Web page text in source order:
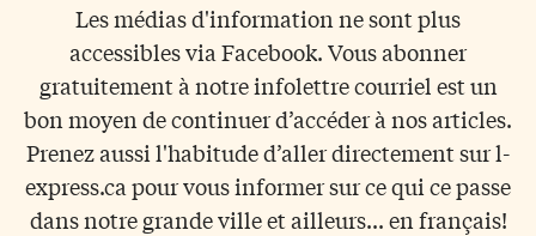
Les médias d'information ne sont plus
accessibles via Facebook. Vous abonner
gratuitement à notre infolettre courriel est un
bon moyen de continuer d’accéder à nos articles.
Prenez aussi l'habitude d’aller directement sur l-
express.ca pour vous informer sur ce qui ce passe
dans notre grande ville et ailleurs... en français!